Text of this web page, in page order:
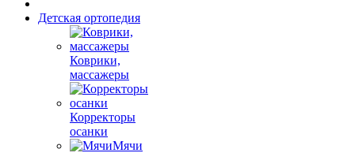
Детская ортопедия
Коврики,
массажеры
Корректоры
осанки
Мячи